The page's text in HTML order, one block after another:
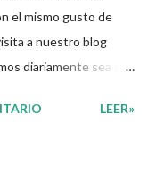
el mismo gusto de
a nuestro blog
diariamente sea de
correspomdiente
LEER»